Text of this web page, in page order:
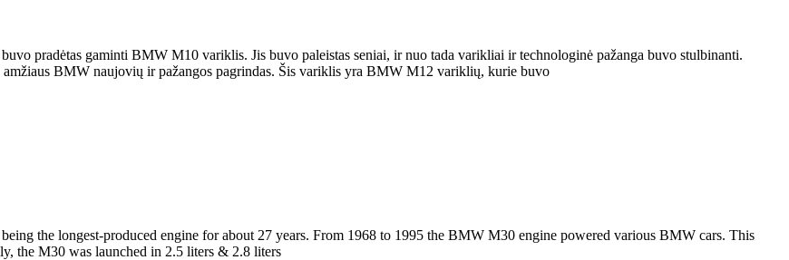
pradėtas gaminti BMW M10 variklis. Jis buvo paleistas seniai, ir nuo tada varikliai ir technologinė pažanga buvo stulbinanti.
BMW naujovių ir pažangos pagrindas. Šis variklis yra BMW M12 variklių, kurie buvo
the longest-produced engine for about 27 years. From 1968 to 1995 the BMW M30 engine powered various BMW cars. This
the M30 was launched in 2.5 liters & 2.8 liters